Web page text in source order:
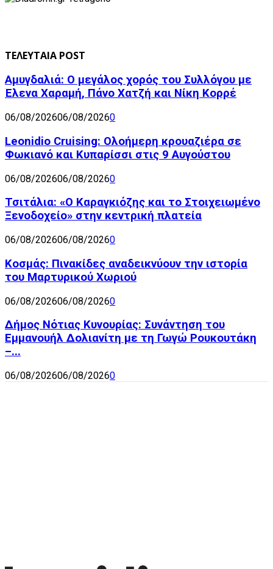
ΤΕΛΕΥΤΑΙΑ POST
Αμυγδαλιά: Ο μεγάλος χορός του Συλλόγου με
Έλενα Χαραμή, Πάνο Χατζή και Νίκη Κορρέ
06/08/202606/08/20260
Leonidio Cruising: Ολοήμερη κρουαζιέρα σε
Φωκιανό και Κυπαρίσσι στις 9 Αυγούστου
06/08/202606/08/20260
Τσιτάλια: «Ο Καραγκιόζης και το Στοιχειωμένο
Ξενοδοχείο» στην κεντρική πλατεία
06/08/202606/08/20260
Κοσμάς: Πινακίδες αναδεικνύουν την ιστορία
του Μαρτυρικού Χωριού
06/08/202606/08/20260
Δήμος Νότιας Κυνουρίας: Συνάντηση του
Εμμανουήλ Δολιανίτη με τη Γωγώ Ρουκουτάκη
–...
06/08/202606/08/20260